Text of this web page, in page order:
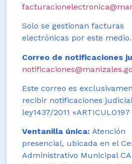
Solo se gestionan facturas
electrónicas por este medio.
Correo de notificaciones
Este correo es
recibir notificaciones
ley1437/2011 «ARTICULO197
Ventanilla única: Atención
presencial, ubicada en el
Administrativo Municipal